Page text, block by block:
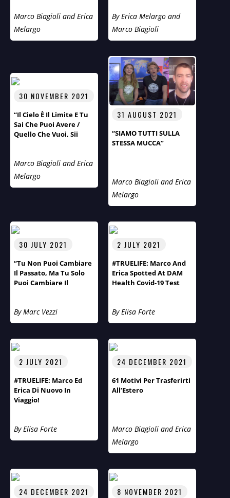
Marco Biagioli and Erica
Melargo
Of The World With
Marco And Erica
By Erica Melargo and
Marco Biagioli
30 NOVEMBER 2021
“Il Cielo È Il Limite E Tu
Sai Che Puoi Avere /
Quello Che Vuoi, Sii
Marco Biagioli and Erica
Melargo
31 AUGUST 2021
“SIAMO TUTTI SULLA
STESSA MUCCA”
Marco Biagioli and Erica
Melargo
30 JULY 2021
“Tu Non Puoi Cambiare
Il Passato, Ma Tu Solo
Puoi Cambiare Il
Del Fotografo Arnt
Eriksen.
By Marc Vezzi
2 JULY 2021
#TRUELIFE: Marco And
Erica Spotted At DAM
Health Covid-19 Test
By Elisa Forte
2 JULY 2021
#TRUELIFE: Marco Ed
Erica Di Nuovo In
Viaggio!
By Elisa Forte
24 DECEMBER 2021
61 Motivi Per Trasferirti
All’Estero
Marco Biagioli and Erica
Melargo
24 DECEMBER 2021 8 NOVEMBER 2021